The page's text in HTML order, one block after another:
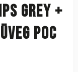
Grey +
POC